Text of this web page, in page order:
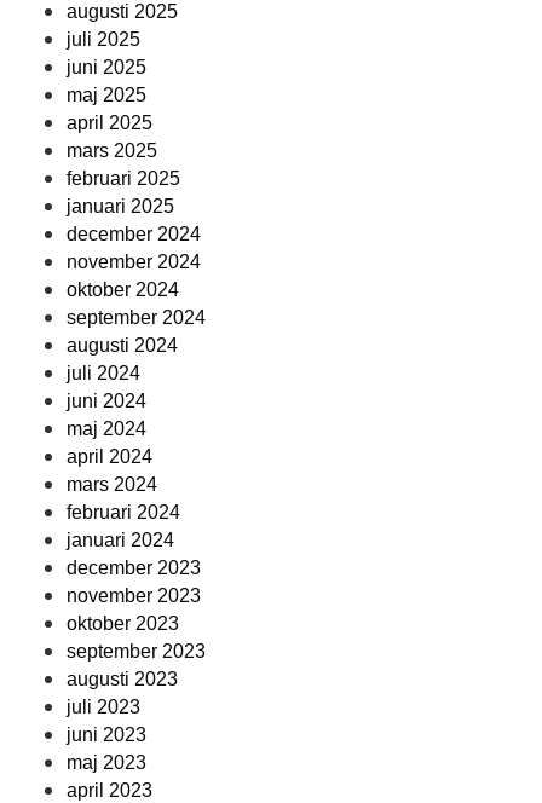
augusti 2025
juli 2025
juni 2025
maj 2025
april 2025
mars 2025
februari 2025
januari 2025
december 2024
november 2024
oktober 2024
september 2024
augusti 2024
juli 2024
juni 2024
maj 2024
april 2024
mars 2024
februari 2024
januari 2024
december 2023
november 2023
oktober 2023
september 2023
augusti 2023
juli 2023
juni 2023
maj 2023
april 2023